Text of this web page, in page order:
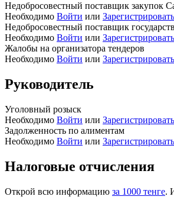
Недобросовестный поставщик закупок
Необходимо Войти или
Недобросовестный поставщик
Необходимо Войти или
Жалобы на организатора тендеров
Необходимо Войти или
Руководитель
Уголовный розыск
Необходимо Войти или
Задолженность по алиментам
Необходимо Войти или
Налоговые отчисления
Открой всю информацию за 1000 тенге.